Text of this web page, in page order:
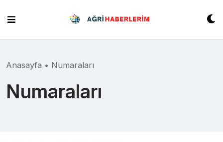
content
Anasayfa • Numaraları
Numaraları